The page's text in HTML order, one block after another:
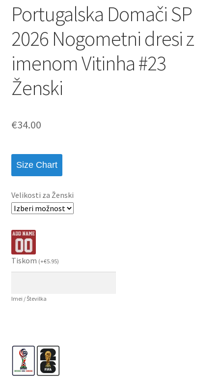
Portugalska Domači SP
2026 Nogometni dresi z
imenom Vitinha #23
Ženski
€34.00
Size Chart
Velikosti za Ženski
Tiskom (+€5.95)
Imei / Številka